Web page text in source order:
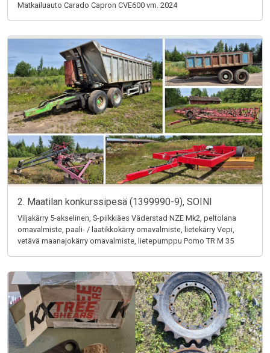
Matkailuauto Carado Capron CVE600 vm. 2024
2. Maatilan konkurssipesä (1399990-9), SOINI
Viljakärry 5-akselinen, S-piikkiäes Väderstad NZE Mk2, peltolana
omavalmiste, paali- / laatikkokärry omavalmiste, lietekärry Vepi,
vetävä maanajokärry omavalmiste, lietepumppu Pomo TR M 35